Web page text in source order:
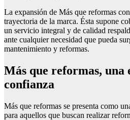
La expansión de Más que reformas
trayectoria de la marca. Ésta supone
un servicio integral y de calidad
ante cualquier necesidad que pueda
mantenimiento y reformas.
Más que reformas, una
confianza
Más que reformas se presenta como
para aquellos que buscan realizar